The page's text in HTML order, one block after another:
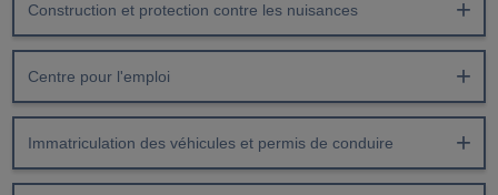
Construction et protection contre les nuisances
Centre pour l'emploi
Immatriculation des véhicules et permis de conduire